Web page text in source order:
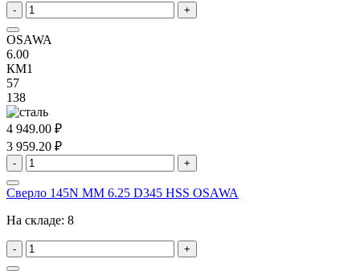
- +
OSAWA
6.00
КМ1
57
138
4 949.00 ₽
3 959.20 ₽
- +
Сверло 145N MM 6.25 D345 HSS OSAWA
На складе: 8
- +